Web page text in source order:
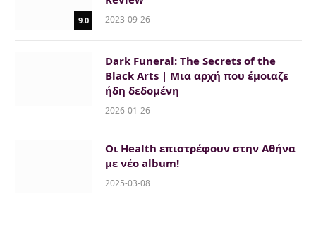
9.0 2023-09-26
Dark Funeral: The Secrets of the
Black Arts | Μια αρχή που έμοιαζε
ήδη δεδομένη
2026-01-26
Οι Health επιστρέφουν στην Αθήνα
με νέο album!
2025-03-08